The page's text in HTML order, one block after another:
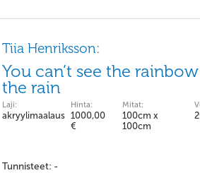
Tiia Henriksson:
You can’t see the
the rain
Laji:
akryylimaalaus
Hinta:
1000,00
€
Mitat:
100cm x
100cm
Tunnisteet: -